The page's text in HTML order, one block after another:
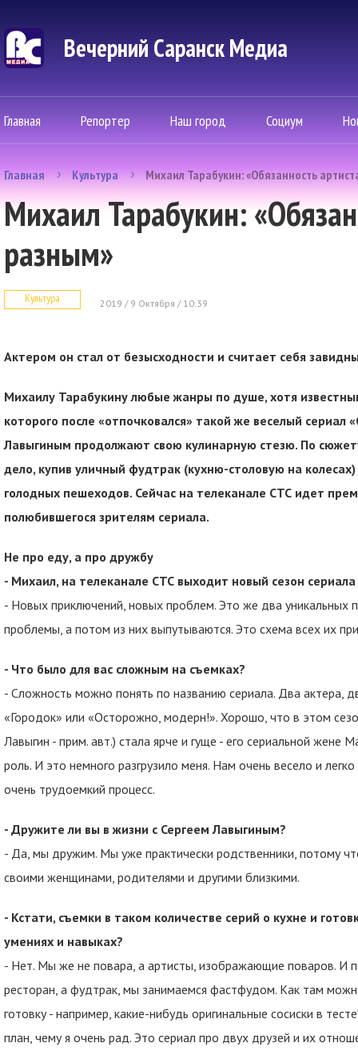
Вечерний Саранск Mедиа
Главная Репортер Наш город Социум
Главная Культура Михаил Тарабукин: «Обязанность
Михаил Тарабукин:
разным»
Культура 2019 / 9 Октября / 10:39
Актером он стал от безысходности и считает себя
Михаилу Тарабукину любые жанры по душе, хотя
которого после «отпочковался» такой же веселый сериал
Лавыгиным продолжают свою кулинарную стезю. По
дело, купив уличный фудтрак (кухню-столовую на
голодных пешеходов. Сейчас на телеканале СТС идет
полюбившегося зрителям сериала.
Не про еду, а про дружбу
- Михаил, на телеканале СТС выходит новый сезон
- Новых приключений, новых проблем. Это же два уникальных
проблемы, а потом из них выпутываются. Это схема всех их
- Что было для вас сложным на съемках?
- Сложность можно понять по названию сериала. Два актера,
«Городок» или «Осторожно, модерн!». Хорошо, что в этом
Лавыгин - прим. авт.) стала ярче и гуще - его сериальной жене
роль. И это немного разгрузило меня. Нам очень весело и
очень трудоемкий процесс.
- Дружите ли вы в жизни с Сергеем Лавыгиным?
- Да, мы дружим. Мы уже практически родственники, потому
своими женщинами, родителями и другими близкими.
- Кстати, съемки в таком количестве серий о кухне и
умениях и навыках?
- Нет. Мы же не повара, а артисты, изображающие поваров. И
ресторан, а фудтрак, мы занимаемся фастфудом. Как там
готовку - например, какие-нибудь оригинальные сосиски в
план, чему я очень рад. Это сериал про двух друзей и их